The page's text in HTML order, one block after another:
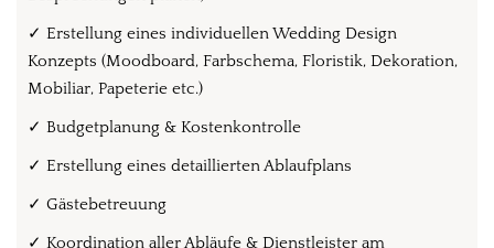
✓ Erstellung eines individuellen Wedding Design
Konzepts (Moodboard, Farbschema, Floristik, Dekoration,
Mobiliar, Papeterie etc.)
✓ Budgetplanung & Kostenkontrolle
✓ Erstellung eines detaillierten Ablaufplans
✓ Gästebetreuung
✓ Koordination aller Abläufe & Dienstleister am